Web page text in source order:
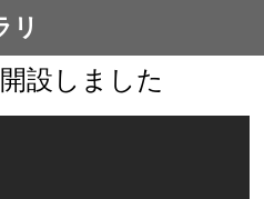
リ
設しました